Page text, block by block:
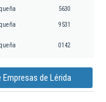
5630
9531
0142
Empresas de Lérida